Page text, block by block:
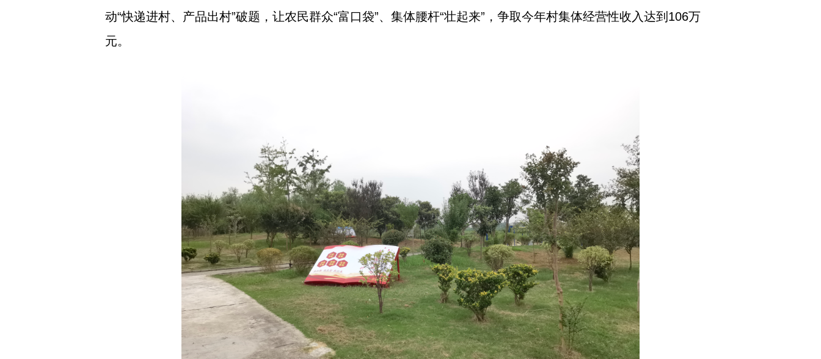
动“快递进村、产品出村”破题，让农民群众“富口袋”、集体腰杆“壮起来”，争取今年村集体经营性收入达到106万
元。